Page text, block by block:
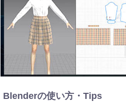
Blenderの使い方・Tips